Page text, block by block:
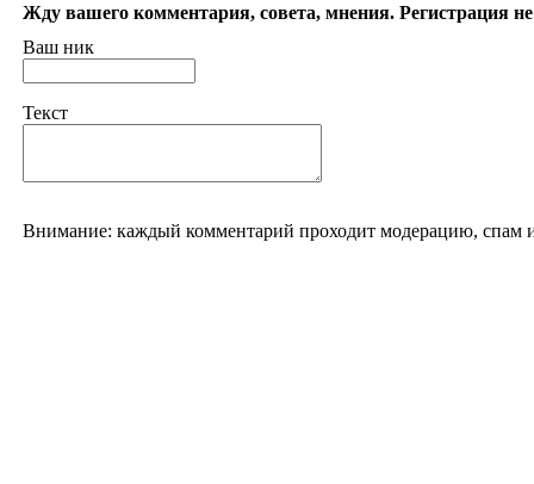
Жду вашего комментария, совета, мнения. Регистрация не
Ваш ник
Текст
Внимание: каждый комментарий проходит модерацию, спам